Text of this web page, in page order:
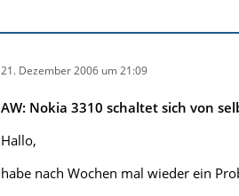
21. Dezember 2006 um 21:09
AW: Nokia 3310 schaltet sich von
Hallo,
habe nach Wochen mal wieder ein